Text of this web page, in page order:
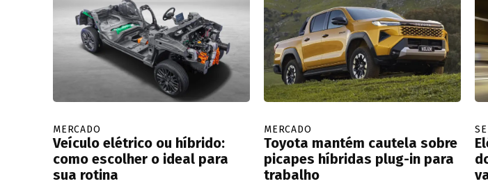
MERCADO
Veículo elétrico ou híbrido:
como escolher o ideal para
sua rotina
MERCADO
Toyota mantém cautela sobre
picapes híbridas plug-in para
trabalho